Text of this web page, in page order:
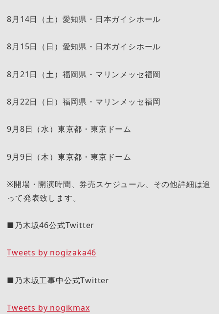
8月14日（土）愛知県・日本ガイシホール
8月15日（日）愛知県・日本ガイシホール
8月21日（土）福岡県・マリンメッセ福岡
8月22日（日）福岡県・マリンメッセ福岡
9月8日（水）東京都・東京ドーム
9月9日（木）東京都・東京ドーム
※開場・開演時間、券売スケジュール、その他詳細は追
って発表致します。
■乃木坂46公式Twitter
Tweets by nogizaka46
■乃木坂工事中公式Twitter
Tweets by nogikmax